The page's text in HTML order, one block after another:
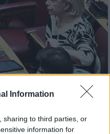
Information
sharing to third parties, or
information for
στη Google